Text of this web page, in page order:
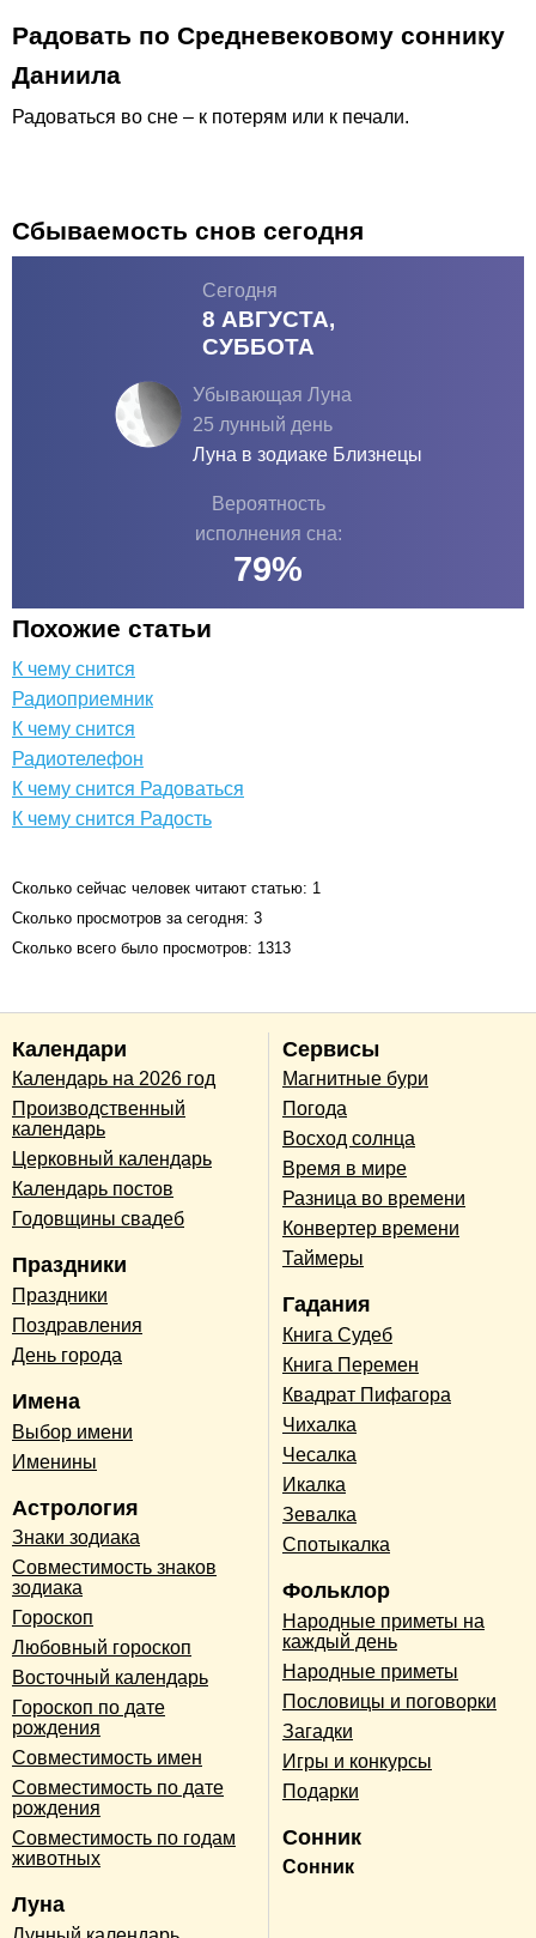
Радовать по Средневековому соннику
Даниила
Радоваться во сне – к потерям или к печали.
Сбываемость снов сегодня
Сегодня
8 АВГУСТА,
СУББОТА
Убывающая Луна
25 лунный день
Луна в зодиаке Близнецы
Вероятность
исполнения сна:
79%
Похожие статьи
К чему снится
Радиоприемник
К чему снится
Радиотелефон
К чему снится Радоваться
К чему снится Радость
Сколько сейчас человек читают статью: 1
Сколько просмотров за сегодня: 3
Сколько всего было просмотров: 1313
Календари
Календарь на 2026 год
Производственный
календарь
Церковный календарь
Календарь постов
Годовщины свадеб
Праздники
Праздники
Поздравления
День города
Имена
Выбор имени
Именины
Астрология
Знаки зодиака
Совместимость знаков
зодиака
Гороскоп
Любовный гороскоп
Восточный календарь
Гороскоп по дате
рождения
Совместимость имен
Совместимость по дате
рождения
Совместимость по годам
животных
Луна
Сервисы
Магнитные бури
Погода
Восход солнца
Время в мире
Разница во времени
Конвертер времени
Таймеры
Гадания
Книга Судеб
Книга Перемен
Квадрат Пифагора
Чихалка
Чесалка
Икалка
Зевалка
Спотыкалка
Фольклор
Народные приметы на
каждый день
Народные приметы
Пословицы и поговорки
Загадки
Игры и конкурсы
Подарки
Сонник
Сонник